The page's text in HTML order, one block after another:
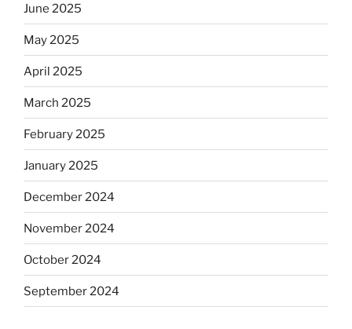
June 2025
May 2025
April 2025
March 2025
February 2025
January 2025
December 2024
November 2024
October 2024
September 2024